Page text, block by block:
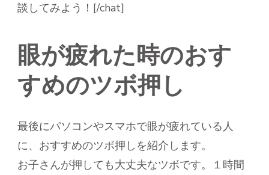
談してみよう！[/chat]
眼が疲れた時のおす
すめのツボ押し
最後にパソコンやスマホで眼が疲れている人
に、おすすめのツボ押しを紹介します。
お子さんが押しても大丈夫なツボです。１時間